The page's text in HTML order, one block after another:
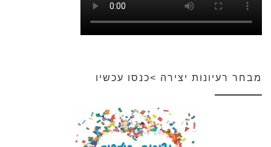
מבחר רעיונות יצירה >כנסו עכשיו